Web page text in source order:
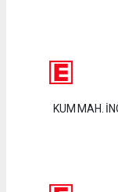
KUM MAH.